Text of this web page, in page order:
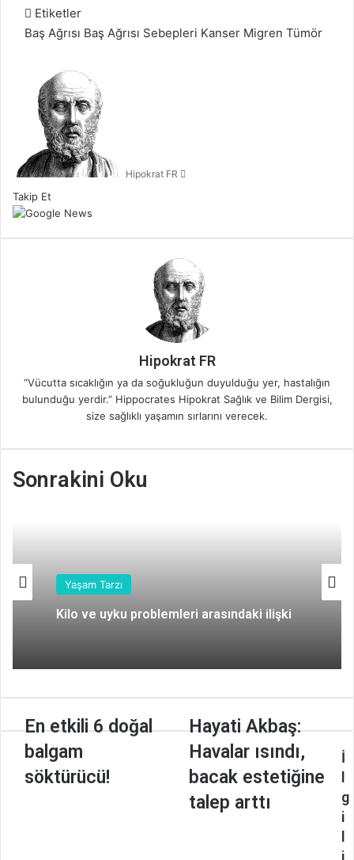
Etiketler
Baş Ağrısı Baş Ağrısı Sebepleri Kanser Migren Tümör
Hipokrat FR
g
ö
n
d
e
r
m
e
Takip Et
Hipokrat FR
“Vücutta sıcaklığın ya da soğukluğun duyulduğu yer, hastalığın
bulunduğu yerdir.” Hippocrates Hipokrat Sağlık ve Bilim Dergisi,
size sağlıklı yaşamın sırlarını verecek.
Sonrakini Oku
Yaşam Tarzı
Kilo ve uyku problemleri arasındaki ilişki
TIP
Stres kilo almaya sebep olabilir mi?
E
e
t
En etkili 6 doğal
balgam
söktürücü!
H
y
a
Hayati Akbaş:
Havalar ısındı,
bacak estetiğine
talep arttı
İ
g
i
i